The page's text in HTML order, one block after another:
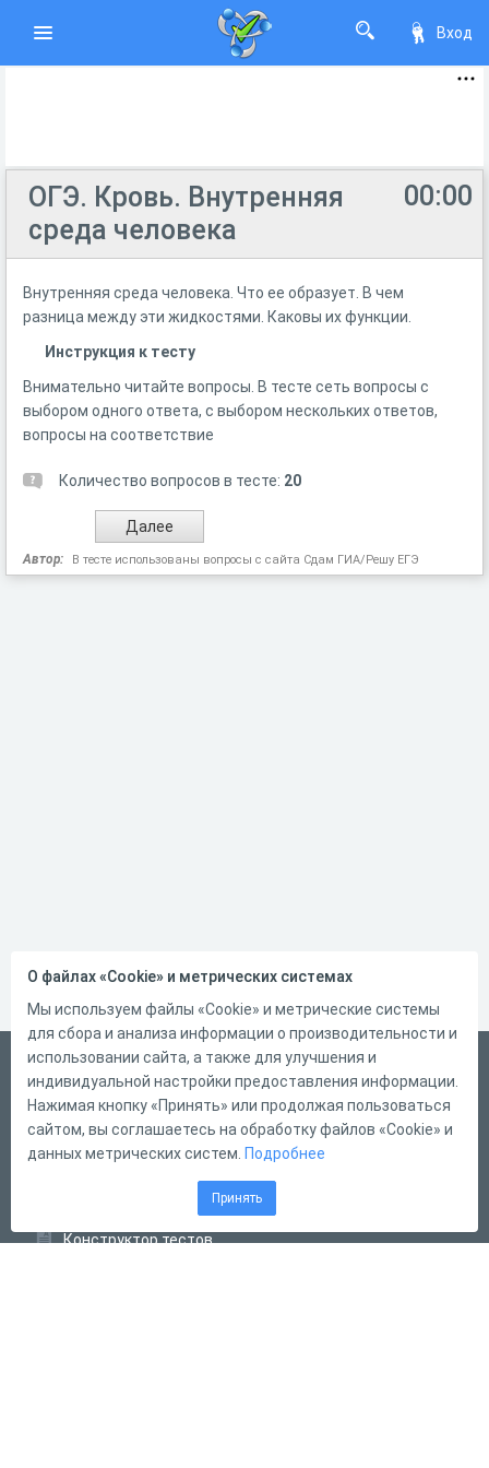
Вход
00:00
ОГЭ. Кровь. Внутренняя
среда человека
Внутренняя среда человека. Что ее образует. В чем
разница между эти жидкостями. Каковы их функции.
Инструкция к тесту
Внимательно читайте вопросы. В тесте сеть вопросы с
выбором одного ответа, с выбором нескольких ответов,
вопросы на соответствие
Количество вопросов в тесте: 20
Автор: В тесте использованы вопросы с сайта Сдам ГИА/Решу ЕГЭ
Русский
Справка
Форма обратной связи
Конструктор тестов
О файлах «Cookie» и метрических системах
Мы используем файлы «Cookie» и метрические системы
для сбора и анализа информации о производительности и
использовании сайта, а также для улучшения и
индивидуальной настройки предоставления информации.
Нажимая кнопку «Принять» или продолжая пользоваться
сайтом, вы соглашаетесь на обработку файлов «Cookie» и
данных метрических систем. Подробнее
Принять